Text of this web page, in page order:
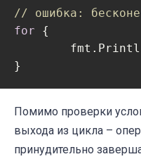
// ошибка:
for {
Помимо проверки
выхода из цикла –
принудительно